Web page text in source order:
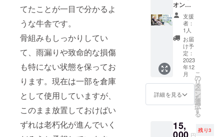
てたことが一目で分かるよ
うな牛舎です。
骨組みもしっかりしてい
て、雨漏りや致命的な損傷
も特にない状態を保ってお
ります。現在は一部を倉庫
として使用していますが、
このまま放置しておけばい
ずれは老朽化が進んでいく
発送は
クール
便（冷
凍）に
てお届
けとな
りま
す。 ※
原材料
及び添
の食品
表示は
商品の
ラベル
冷凍
(-18℃
以下)
商品お
届け後
は、す
ぐに冷
凍庫に
入れて
保管し
さい。
開封
に関わ
らず速
保存方
法：お
届け後
は冷蔵
庫(10°C
以下)で
保存し
てくだ
さい。
生食の
場合は
賞味期
味期限
経過後
その味
わいと
料理を
引き立
てる雰
囲気で
ファン
が多
数。 イ
ベント
でしか
販売し
今回特
別にこ
オンラ
イン飲
み会で
きる権
利】 ナ
チョと
まった
りとお
話がで
きる権
利で
す。 移
住、
DIY、田
し、え
びのの
支援
者：
1人
お届
け予
定：
2023
年12
月
詳細を見る
こ
の
リ
タ
ー
ン
を
選
択
す
る
15,
円
残り3